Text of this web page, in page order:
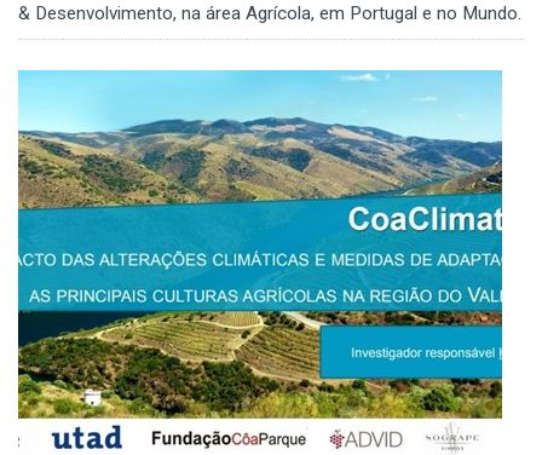
& Desenvolvimento, na área Agrícola, em Portugal e no Mundo.